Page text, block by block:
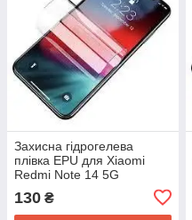
Захисна гідрогелева
плівка EPU для Xiaomi
Redmi Note 14 5G
130 ₴